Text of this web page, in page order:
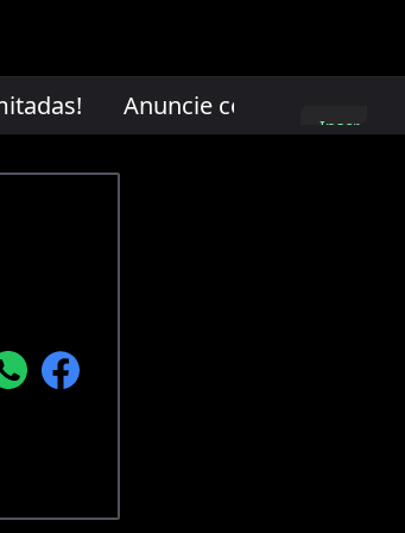
Anuncie conosco. Vagas
Inscreva-